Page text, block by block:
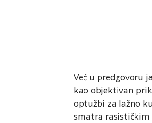
Već u predgovoru
kao objektivan
optužbi za lažno
smatra rasističkim